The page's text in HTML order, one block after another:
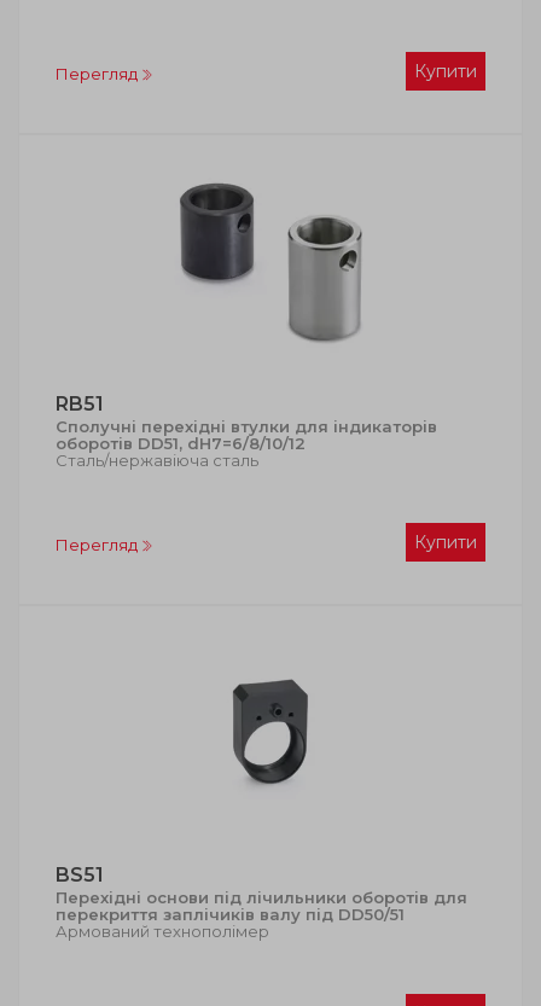
Перегляд Купити
RB51
Сполучні перехідні втулки для індикаторів
оборотів DD51, dH7=6/8/10/12
Сталь/нержавіюча сталь
Перегляд Купити
BS51
Перехідні основи під лічильники оборотів для
перекриття заплічиків валу під DD50/51
Армований технополімер